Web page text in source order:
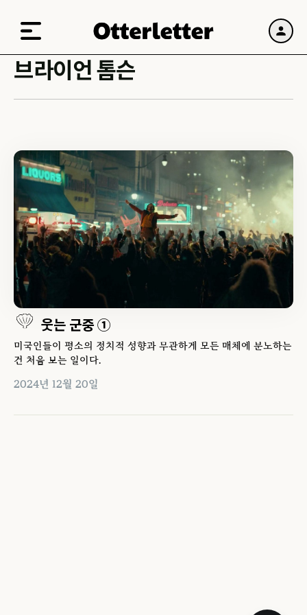
브라이언 톰슨
웃는 군중 ①
미국인들이 평소의 정치적 성향과 무관하게 모든 매체에 분노하는
건 처음 보는 일이다.
2024년 12월 20일